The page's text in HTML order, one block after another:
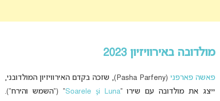
מולדובה באירוויזיון 2023
פאשה פארפני
(Pasha Parfeny), שזכה בקדם האירוויזיון המולדובני,
ייצג את מולדובה עם שירו “Soarele şi Luna” (“השמש והירח”).